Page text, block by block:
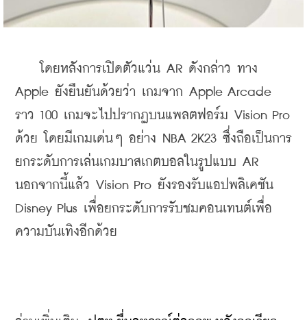
โดยหลังการเปิดตัวแว่น AR ดังกล่าว ทาง
Apple ยังยืนยันด้วยว่า เกมจาก Apple Arcade
ราว 100 เกมจะไปปรากฏบนแพลตฟอร์ม Vision Pro
ด้วย โดยมีเกมเด่นๆ อย่าง NBA 2K23 ซึ่งถือเป็นการ
ยกระดับการเล่นเกมบาสเกตบอลในรูปแบบ AR
นอกจากนี้แล้ว Vision Pro ยังรองรับแอปพลิเคชัน
Disney Plus เพื่อยกระดับการรับชมคอนเทนต์เพื่อ
ความบันเทิงอีกด้วย